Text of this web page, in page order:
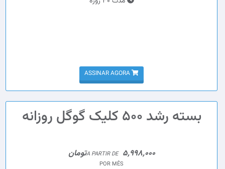
ASSINAR AGORA
بسته رشد 500 کلیک گوگل روزانه
A PARTIR DE 5,998,000تومان
POR MÊS